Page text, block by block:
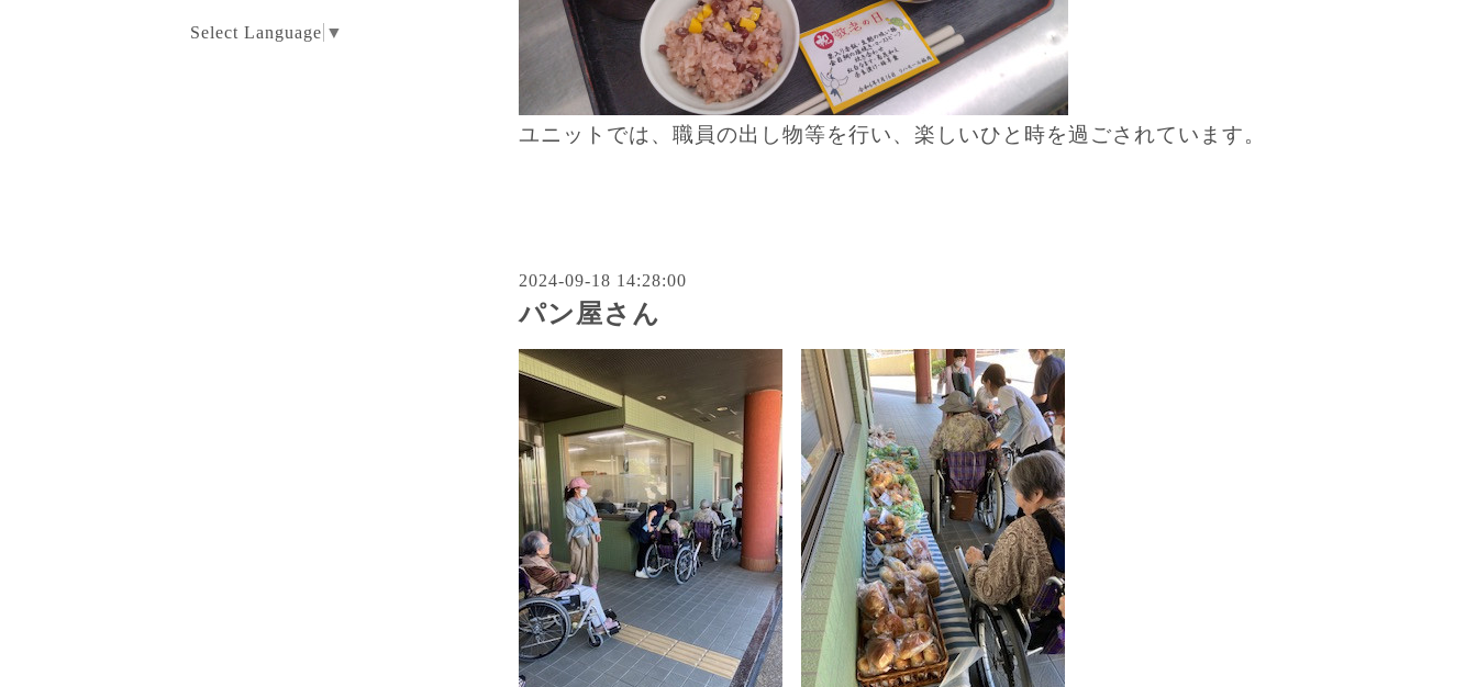
ユニットでは、職員の出し物等を行い、楽しいひと時を過ごされています。
2024-09-18 14:28:00
パン屋さん
Select Language ▼